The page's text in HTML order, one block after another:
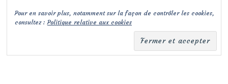
Pour en savoir plus, notamment sur la façon de contrôler les cookies,
consultez :Politique relative aux cookies